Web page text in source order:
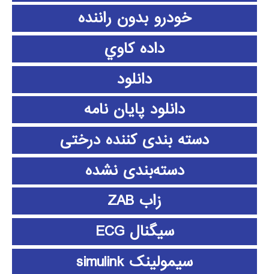
خودرو بدون راننده
داده كاوي
دانلود
دانلود پايان نامه
دسته بندی کننده درختی
دسته‌بندی نشده
زاب ZAB
سیگنال ECG
سیمولینک simulink